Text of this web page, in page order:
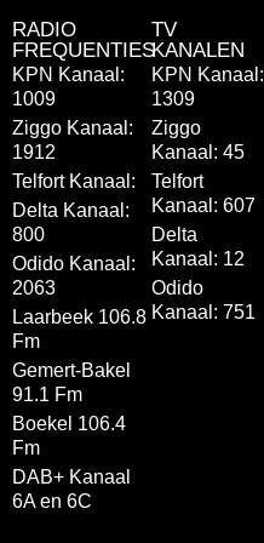
RADIO
FREQUENTIES
KPN Kanaal:
1009
Ziggo Kanaal:
1912
Telfort Kanaal:
Delta Kanaal:
800
Odido Kanaal:
2063
Laarbeek 106.8
Fm
Gemert-Bakel
91.1 Fm
Boekel 106.4
Fm
DAB+ Kanaal
6A en 6C
TV
KANALEN
KPN Kanaal:
1309
Ziggo
Kanaal: 45
Telfort
Kanaal: 607
Delta
Kanaal: 12
Odido
Kanaal: 751